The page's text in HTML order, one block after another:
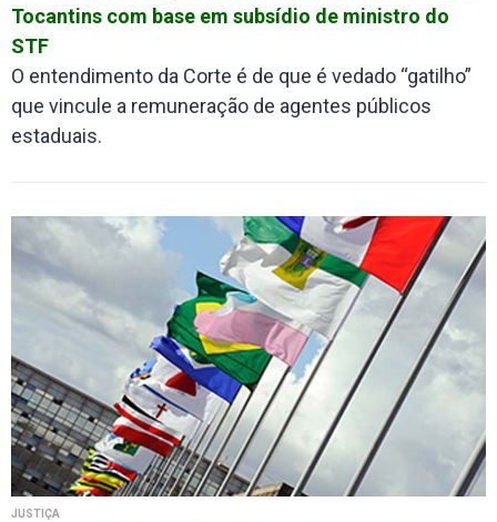
Tocantins com base em subsídio de ministro do
STF
O entendimento da Corte é de que é vedado “gatilho”
que vincule a remuneração de agentes públicos
estaduais.
JUSTIÇA